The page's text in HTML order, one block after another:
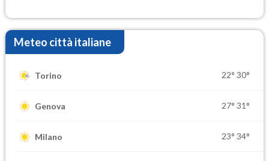
Meteo città italiane
Torino 22° 30°
Genova 27° 31°
Milano 23° 34°